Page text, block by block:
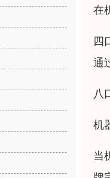
在
四
通
八
机
当